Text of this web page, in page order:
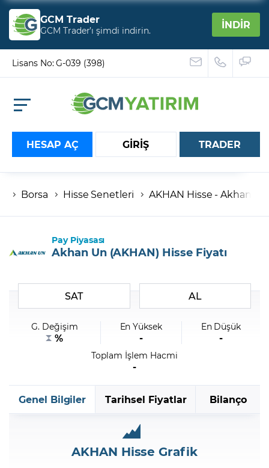
GCM Trader
GCM Trader’ı şimdi indirin. İNDİR
Lisans No: G-039 (398)
HESAP AÇ GİRİŞ
Hesap numaranız
Şifremi Unuttum
TRADER
Borsa Hisse Senetleri AKHAN Hisse - Akhan Un
Pay Piyasası
Akhan Un (AKHAN) Hisse Fiyatı
SAT AL
G. Değişim
%
En Yüksek
-
En Düşük
-
Toplam İşlem Hacmi
-
Genel Bilgiler Tarihsel Fiyatlar Bilanço
AKHAN Hisse Grafik